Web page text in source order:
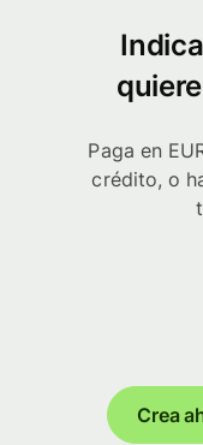
Paga en
crédito, o
Crea